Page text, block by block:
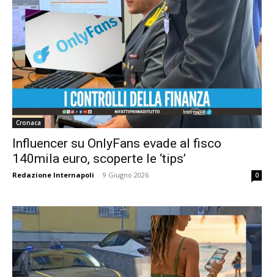
Cronaca
Influencer su OnlyFans evade al fisco
140mila euro, scoperte le ‘tips’
Redazione Internapoli - 9 Giugno 2026 0